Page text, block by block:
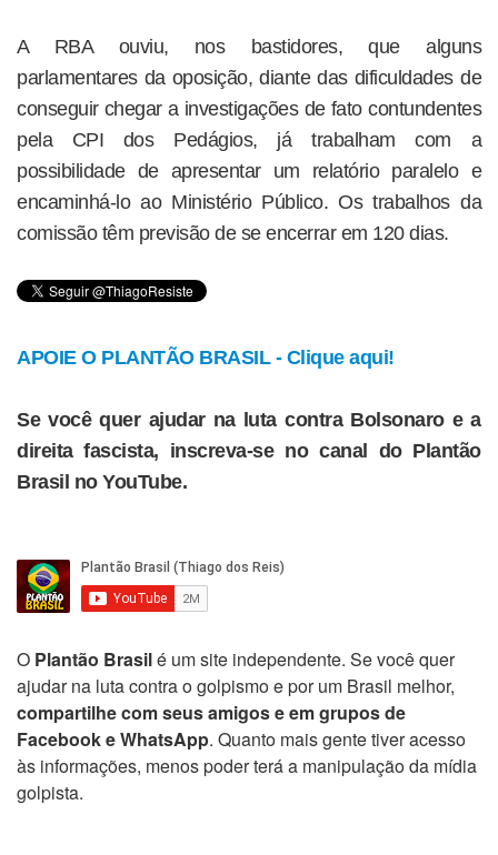
A RBA ouviu, nos bastidores, que alguns
parlamentares da oposição, diante das dificuldades de
conseguir chegar a investigações de fato contundentes
pela CPI dos Pedágios, já trabalham com a
possibilidade de apresentar um relatório paralelo e
encaminhá-lo ao Ministério Público. Os trabalhos da
comissão têm previsão de se encerrar em 120 dias.
APOIE O PLANTÃO BRASIL - Clique aqui!
Se você quer ajudar na luta contra Bolsonaro e a
direita fascista, inscreva-se no canal do Plantão
Brasil no YouTube.
O Plantão Brasilé um site independente. Se você quer
ajudar na luta contra o golpismo e por um Brasil melhor,
compartilhe com seus amigos e em grupos de
Facebook e WhatsApp. Quanto mais gente tiver acesso
às informações, menos poder terá a manipulação da mídia
golpista.